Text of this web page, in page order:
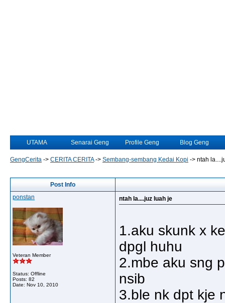
UTAMA Senarai Geng Profile Geng Blog Geng
GengCerita -> CERITA CERITA-> Sembang-sembang Kedai Kopi -> ntah
Post Info
ponstan
Veteran Member
Status: Offline
Posts: 82
Date: Nov 10, 2010
ntah la....juz luah je
1.aku skunk x
dpgl huhu
2.mbe aku sng
nsib
3.ble nk dpt kje